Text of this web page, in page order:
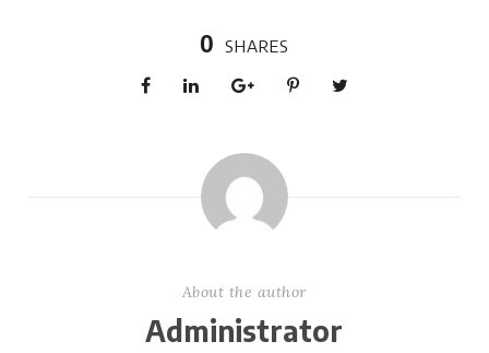
0 SHARES
About the author
Administrator